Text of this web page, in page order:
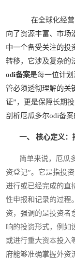
在全球化经营
向了资源丰富、市场
中一个备受关注的投
转移，它涉及复杂的
odi备案是每一位计
管必须透彻理解的关
证”，更是保障长期
剖析厄瓜多尔odi备案
一、 核心定义：
简单来说，厄瓜多
资登记”。它是指投
进行或已经完成的直
性申报和记录的过程
资，强调的是投资者
响的投资形式，例如
或进行重大资本投入
府能够准确掌握外资